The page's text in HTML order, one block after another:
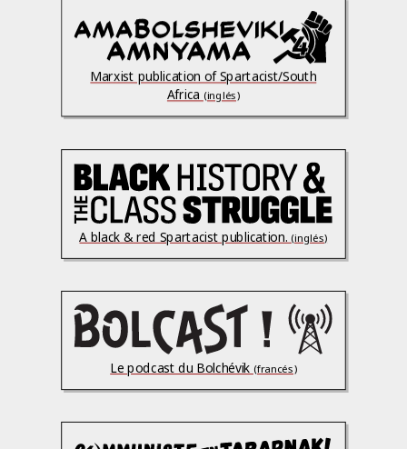
Marxist publication of Spartacist/South
Africa (inglés)
A black & red Spartacist publication. (inglés)
Le podcast du Bolchévik (francés)